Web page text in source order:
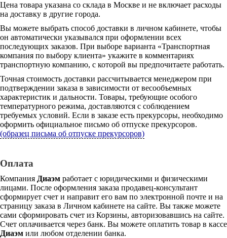
Цена товара указана со склада в Москве и не включает расходы
на доставку в другие города.
Вы можете выбрать способ доставки в личном кабинете, чтобы
он автоматически указывался при оформлении всех
последующих заказов. При выборе варианта «Транспортная
компания по выбору клиента» укажите в комментариях
транспортную компанию, с которой вы предпочитаете работать.
Точная стоимость доставки рассчитывается менеджером при
подтверждении заказа в зависимости от весообъемных
характеристик и дальности. Товары, требующие особого
температурного режима, доставляются с соблюдением
требуемых условий. Если в заказе есть прекурсоры, необходимо
оформить официальное письмо об отпуске прекурсоров.
(образец письма об отпуске прекурсоров)
Оплата
Компания Диаэм работает с юридическими и физическими
лицами. После оформления заказа продавец-консультант
сформирует счет и направит его вам по электронной почте и на
страницу заказа в Личном кабинете на сайте. Вы также можете
сами сформировать счет из Корзины, авторизовавшись на сайте.
Счет оплачивается через банк. Вы можете оплатить товар в кассе
Диаэм или любом отделении банка.